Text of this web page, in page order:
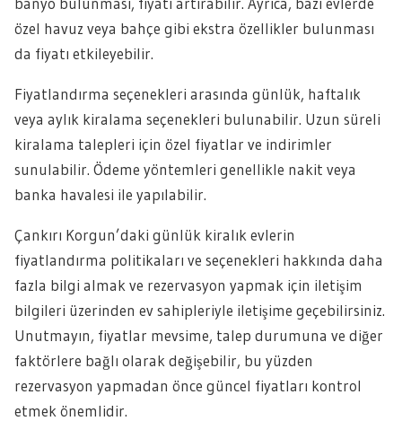
özel havuz veya bahçe gibi ekstra özellikler bulunması
da fiyatı etkileyebilir.
Fiyatlandırma seçenekleri arasında günlük, haftalık
veya aylık kiralama seçenekleri bulunabilir. Uzun süreli
kiralama talepleri için özel fiyatlar ve indirimler
sunulabilir. Ödeme yöntemleri genellikle nakit veya
banka havalesi ile yapılabilir.
Çankırı Korgun’daki günlük kiralık evlerin
fiyatlandırma politikaları ve seçenekleri hakkında daha
fazla bilgi almak ve rezervasyon yapmak için iletişim
bilgileri üzerinden ev sahipleriyle iletişime geçebilirsiniz.
Unutmayın, fiyatlar mevsime, talep durumuna ve diğer
faktörlere bağlı olarak değişebilir, bu yüzden
rezervasyon yapmadan önce güncel fiyatları kontrol
etmek önemlidir.